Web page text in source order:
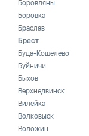
Боровляны
Боровка
Браслав
Брест
Буда-Кошелево
Буйничи
Быхов
Верхнедвинск
Вилейка
Волковыск
Воложин